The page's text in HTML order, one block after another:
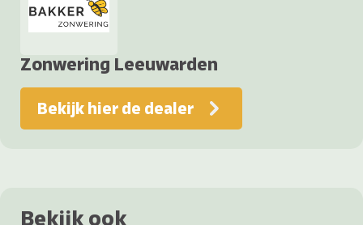
Zonwering Leeuwarden
Bekijk hier de dealer
Bekijk ook